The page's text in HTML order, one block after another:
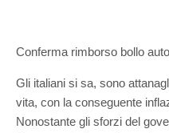
Conferma rimborso bollo
Gli italiani si sa, sono
vita, con la conseguente
Nonostante gli sforzi del